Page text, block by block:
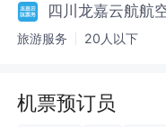
四川龙嘉云航航
旅游服务 20人以下
机票预订员